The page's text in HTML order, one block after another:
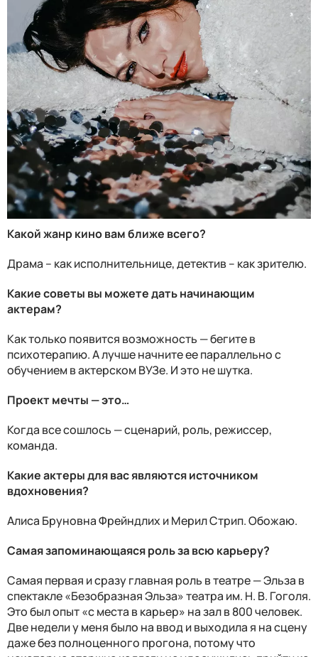
Какой жанр кино вам ближе всего?
Драма – как исполнительнице, детектив – как зрителю.
Какие советы вы можете дать начинающим
актерам?
Как только появится возможность — бегите в
психотерапию. А лучше начните ее параллельно с
обучением в актерском ВУЗе. И это не шутка.
Проект мечты — это…
Когда все сошлось — сценарий, роль, режиссер,
команда.
Какие актеры для вас являются источником
вдохновения?
Алиса Бруновна Фрейндлих и Мерил Стрип. Обожаю.
Самая запоминающаяся роль за всю карьеру?
Самая первая и сразу главная роль в театре — Эльза в
спектакле «Безобразная Эльза» театра им. Н. В. Гоголя.
Это был опыт «с места в карьер» на зал в 800 человек.
Две недели у меня было на ввод и выходила я на сцену
даже без полноценного прогона, потому что